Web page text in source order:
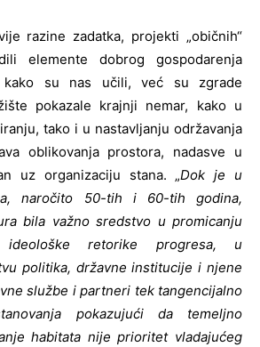
razine zadatka, projekti „običnih“
elemente dobrog gospodarenja
kako su nas učili, već su zgrade
pokazale krajnji nemar, kako u
tako i u nastavljanju održavanja
oblikovanja prostora, nadasve u
uz organizaciju stana. „Dok je u
naročito 50-tih i 60-tih godina,
bila važno sredstvo u promicanju
retorike progresa, u
politika, državne institucije i njene
službe i partneri tek tangencijalno
pokazujući da temeljno
habitata nije prioritet vladajućeg